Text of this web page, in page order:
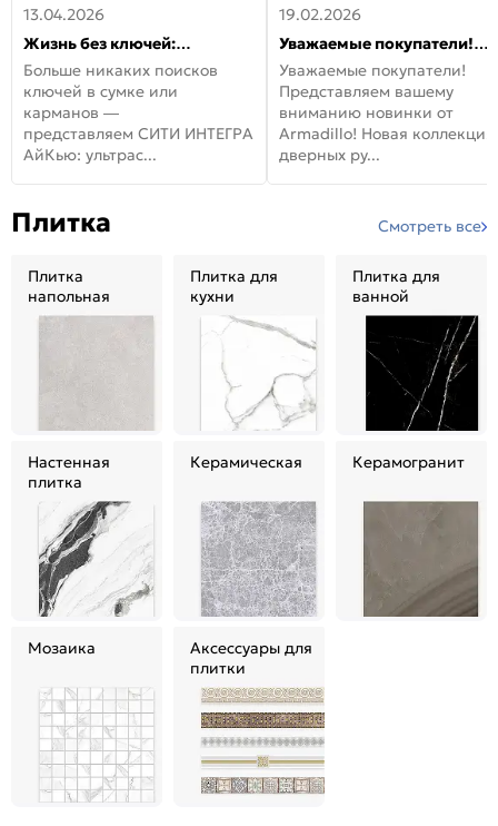
13.04.2026
Жизнь без ключей:
встречайте новую дверь
СИТИ ИНТЕГРА АйКью!
Больше никаких поисков
ключей в сумке или
карманов —
представляем СИТИ ИНТЕГРА
АйКью: ультрас...
19.02.2026
Уважаемые покупатели!
Представляем вашему
вниманию новинки от
Armadillo!
Уважаемые покупатели!
Представляем вашему
вниманию новинки от
Armadillo! Новая коллекция
дверных ру...
Плитка Смотреть все
Плитка
напольная
Плитка для
кухни
Плитка для
ванной
Настенная
плитка
Керамическая Керамогранит
Мозаика
Аксессуары для
плитки